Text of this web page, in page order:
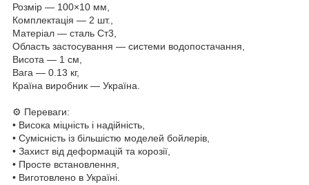
Розмір — 100×10 мм,
Комплектація — 2 шт.,
Матеріал — сталь Ст3,
Область застосування — системи водопостачання,
Висота — 1 см,
Вага — 0.13 кг,
Країна виробник — Україна.
⚙️ Переваги:
• Висока міцність і надійність,
• Сумісність із більшістю моделей бойлерів,
• Захист від деформацій та корозії,
• Просте встановлення,
• Виготовлено в Україні.